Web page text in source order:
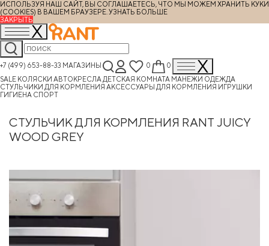
ИСПОЛЬЗУЯ НАШ САЙТ, ВЫ СОГЛАШАЕТЕСЬ, ЧТО МЫ МОЖЕМ ХРАНИТЬ КУКИ
(COOKIES) В ВАШЕМ БРАУЗЕРЕ. УЗНАТЬ БОЛЬШЕ
ЗАКРЫТЬ
+7 (499) 653-88-33 МАГАЗИНЫ 0
0
SALE КОЛЯСКИ АВТОКРЕСЛА ДЕТСКАЯ КОМНАТА МАНЕЖИ ОДЕЖДА
СТУЛЬЧИКИ ДЛЯ КОРМЛЕНИЯ АКСЕССУАРЫ ДЛЯ КОРМЛЕНИЯ ИГРУШКИ
ГИГИЕНА СПОРТ
СТУЛЬЧИК ДЛЯ КОРМЛЕНИЯ RANT JUICY
WOOD GREY